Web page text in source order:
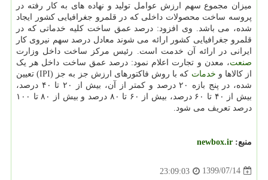
میزان مجموع سهم ارزش عوامل تولید و نهاده های به کار رفته در
پروسه ساخت محصولات داخلی که در قلمرو جغرافیایی کشور ایجاد
شده، می باشد. وی افزود: درصد عمق ساخت کلیه خدماتی که در
قلمرو جغرافیایی کشور ارائه می شوند معادل درصد سهم نیروی کار
ایرانی در ارائه آن خدمت است. رئیس مرکز ساخت داخل وزارت
صنعت، معدن و تجارت اعلام نمود: درصد عمق ساخت داخل هر یک
از کالاها و خدمات
که با روش فاکتورهای ارزش جز به جز (IPI) تعیین
شده، در پنج بازه ۲۰ درصد و کمتر از آن، بیش از ۲۰ تا ۴۰ درصد،
بیش از ۴۰ تا ۶۰ درصد، بیش از ۶۰ تا ۸۰ درصد و بیش از ۸۰ تا ۱۰۰
درصد تعریف می شود.
منبع: newbox.ir
1399/07/14
23:09:03